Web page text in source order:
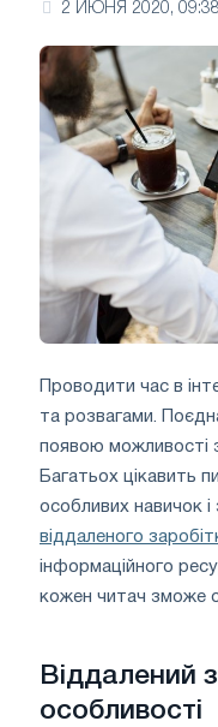
2 ИЮНЯ 2020, 09:38
Проводити час в
та розвагами.
появою можливості
Багатьох цікавить
особливих навичок і
віддаленого
інформаційного
кожен читач зможе
Віддалений
особливості